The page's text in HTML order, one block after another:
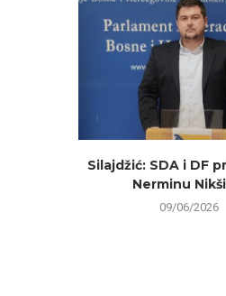
Silajdžić: SDA i DF
Nerminu
09/06/2026